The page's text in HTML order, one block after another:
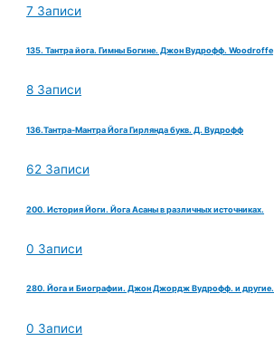
7 Записи
135. Тантра йога. Гимны Богине. Джон Вудрофф. Woodroffe
8 Записи
136.Тантра-Мантра Йога Гирлянда букв. Д. Вудрофф
62 Записи
200. История Йоги. Йога Асаны в различных источниках.
0 Записи
280. Йога и Биографии. Джон Джордж Вудрофф. и другие.
0 Записи